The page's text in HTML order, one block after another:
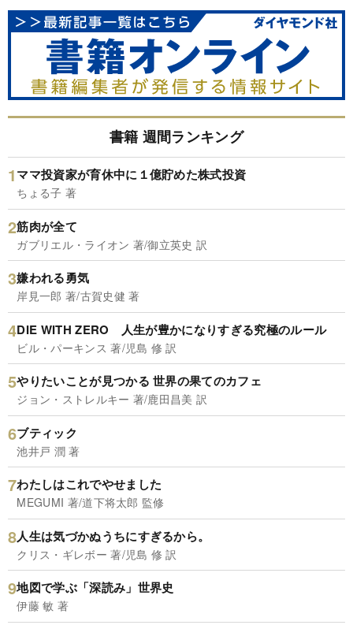
書籍 週間ランキング
ママ投資家が育休中に１億貯めた株式投資
ちょる子 著
筋肉が全て
ガブリエル・ライオン 著/御立英史 訳
嫌われる勇気
岸見一郎 著/古賀史健 著
DIE WITH ZERO 人生が豊かになりすぎる究極のルール
ビル・パーキンス 著/児島 修 訳
やりたいことが見つかる 世界の果てのカフェ
ジョン・ストレルキー 著/鹿田昌美 訳
ブティック
池井戸 潤 著
わたしはこれでやせました
MEGUMI 著/道下将太郎 監修
人生は気づかぬうちにすぎるから。
クリス・ギレボー 著/児島 修 訳
地図で学ぶ「深読み」世界史
伊藤 敏 著